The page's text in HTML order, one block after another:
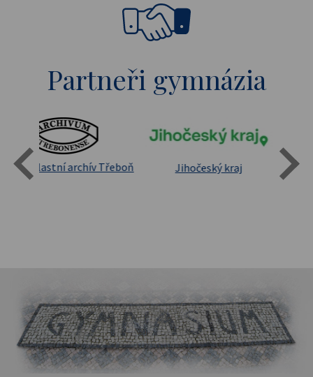
Partneři gymnázia
Státní oblastní archív Třeboň Jihočeský kraj